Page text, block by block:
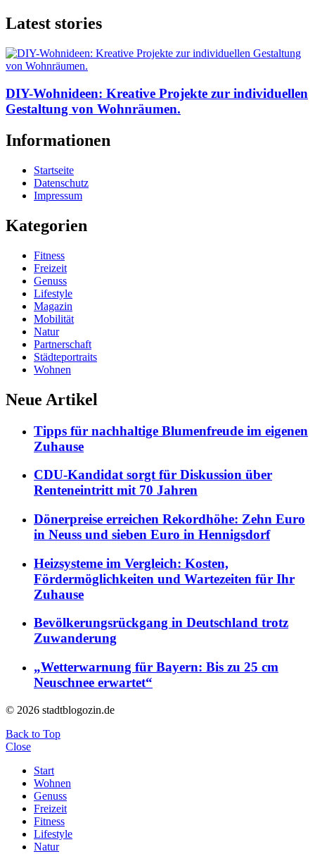
Latest stories
DIY-Wohnideen: Kreative Projekte zur individuellen
Gestaltung von Wohnräumen.
Informationen
Startseite
Datenschutz
Impressum
Kategorien
Fitness
Freizeit
Genuss
Lifestyle
Magazin
Mobilität
Natur
Partnerschaft
Städteportraits
Wohnen
Neue Artikel
Tipps für nachhaltige Blumenfreude im eigenen
Zuhause
CDU-Kandidat sorgt für Diskussion über
Renteneintritt mit 70 Jahren
Dönerpreise erreichen Rekordhöhe: Zehn Euro
in Neuss und sieben Euro in Hennigsdorf
Heizsysteme im Vergleich: Kosten,
Fördermöglichkeiten und Wartezeiten für Ihr
Zuhause
Bevölkerungsrückgang in Deutschland trotz
Zuwanderung
„Wetterwarnung für Bayern: Bis zu 25 cm
Neuschnee erwartet“
© 2026 stadtblogozin.de
Back to Top
Close
Start
Wohnen
Genuss
Freizeit
Fitness
Lifestyle
Natur